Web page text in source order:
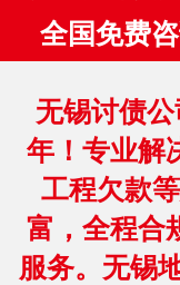
全国免费
无锡讨债
年！专业解
工程欠款
富，全程合
服务。无锡